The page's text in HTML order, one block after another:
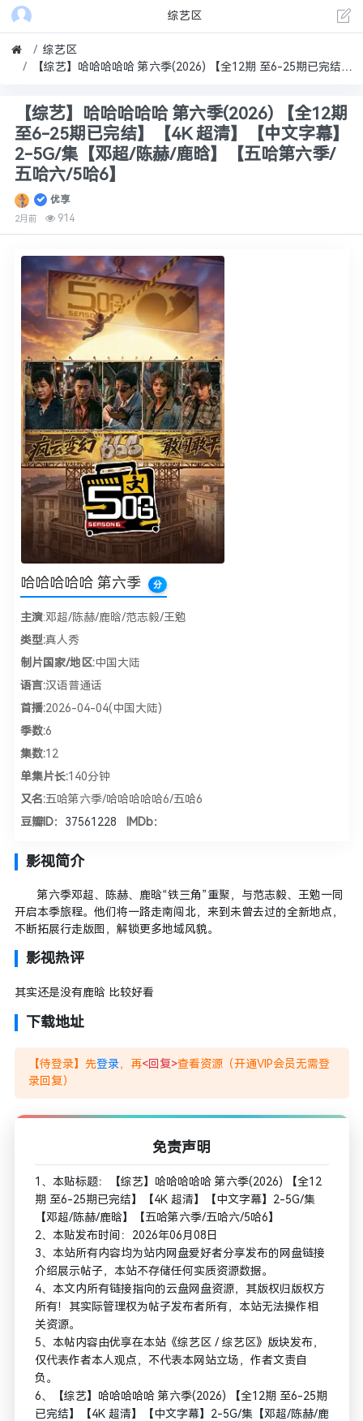
综艺区
综艺区
【综艺】哈哈哈哈哈 第六季(2026) 【全12期 至6-25期已完结】【4K 超清】【中文字幕】2-5G/集【邓超/陈赫/鹿晗】【五哈第六季/五哈六/5哈6】
【综艺】哈哈哈哈哈 第六季(2026) 【全12期
至6-25期已完结】【4K 超清】【中文字幕】
2-5G/集【邓超/陈赫/鹿晗】【五哈第六季/
五哈六/5哈6】
优享
2月前 914
哈哈哈哈哈 第六季 分
主演:邓超/陈赫/鹿晗/范志毅/王勉
类型:真人秀
制片国家/地区:中国大陆
语言:汉语普通话
首播:2026-04-04(中国大陆)
季数:6
集数:12
单集片长:140分钟
又名:五哈第六季/哈哈哈哈哈6/五哈6
豆瓣ID： 37561228 IMDb：
影视简介
第六季邓超、陈赫、鹿晗“铁三角”重聚，与范志毅、王勉一同
开启本季旅程。他们将一路走南闯北，来到未曾去过的全新地点，
不断拓展行走版图，解锁更多地域风貌。
影视热评
其实还是没有鹿晗 比较好看
下载地址
【待登录】先登录，再<回复>查看资源（开通VIP会员无需登
录回复）
免责声明
1、本贴标题：【综艺】哈哈哈哈哈 第六季(2026) 【全12
期 至6-25期已完结】【4K 超清】【中文字幕】2-5G/集
【邓超/陈赫/鹿晗】【五哈第六季/五哈六/5哈6】
2、本贴发布时间：2026年06月08日
3、本站所有内容均为站内网盘爱好者分享发布的网盘链接
介绍展示帖子，本站不存储任何实质资源数据。
4、本文内所有链接指向的云盘网盘资源，其版权归版权方
所有！其实际管理权为帖子发布者所有，本站无法操作相
关资源。
5、本帖内容由优享在本站《综艺区 / 综艺区》版块发布，
仅代表作者本人观点，不代表本网站立场，作者文责自
负。
6、【综艺】哈哈哈哈哈 第六季(2026) 【全12期 至6-25期
已完结】【4K 超清】【中文字幕】2-5G/集【邓超/陈赫/鹿